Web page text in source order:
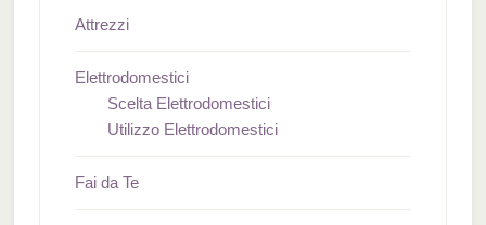
Attrezzi
Elettrodomestici
Scelta Elettrodomestici
Utilizzo Elettrodomestici
Fai da Te